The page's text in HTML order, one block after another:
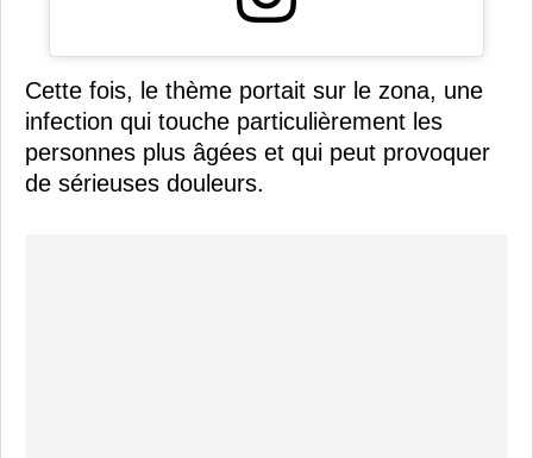
Cette fois, le thème portait sur le zona, une
infection qui touche particulièrement les
personnes plus âgées et qui peut provoquer
de sérieuses douleurs.